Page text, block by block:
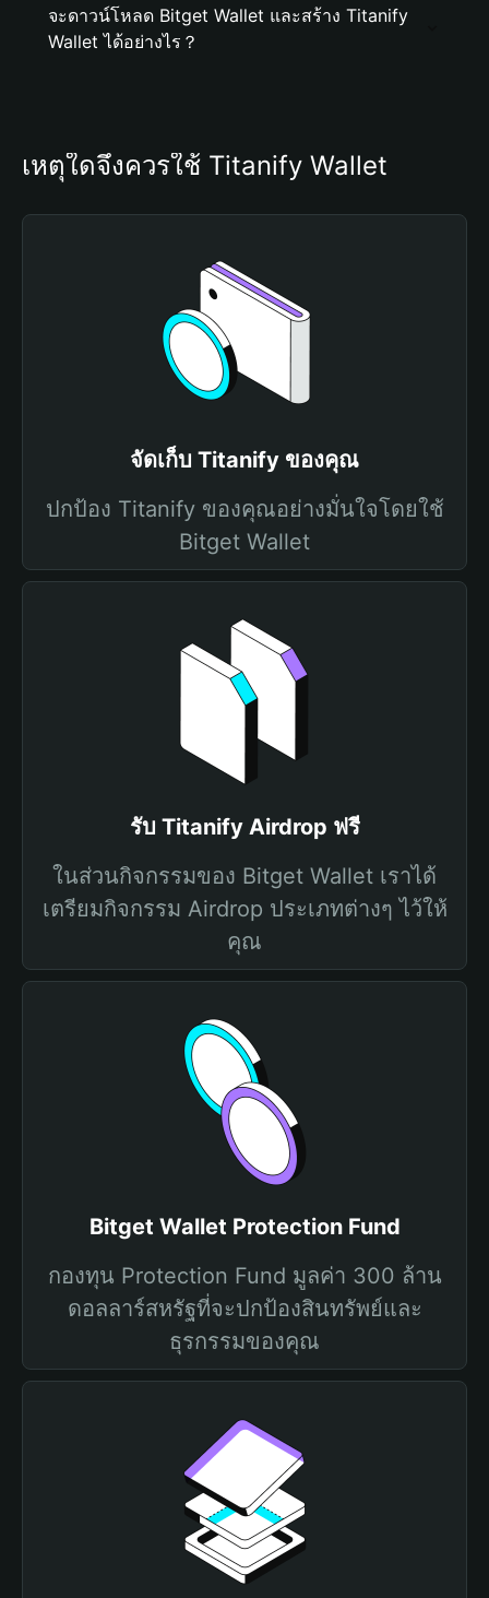
จะดาวน์โหลด Bitget Wallet และสร้าง Titanify
Wallet ได้อย่างไร？
เหตุใดจึงควรใช้ Titanify Wallet
จัดเก็บ Titanify ของคุณ
ปกป้อง Titanify ของคุณอย่างมั่นใจโดยใช้
Bitget Wallet
รับ Titanify Airdrop ฟรี
ในส่วนกิจกรรมของ Bitget Wallet เราได้
เตรียมกิจกรรม Airdrop ประเภทต่างๆ ไว้ให้
คุณ
Bitget Wallet Protection Fund
กองทุน Protection Fund มูลค่า 300 ล้าน
ดอลลาร์สหรัฐที่จะปกป้องสินทรัพย์และ
ธุรกรรมของคุณ